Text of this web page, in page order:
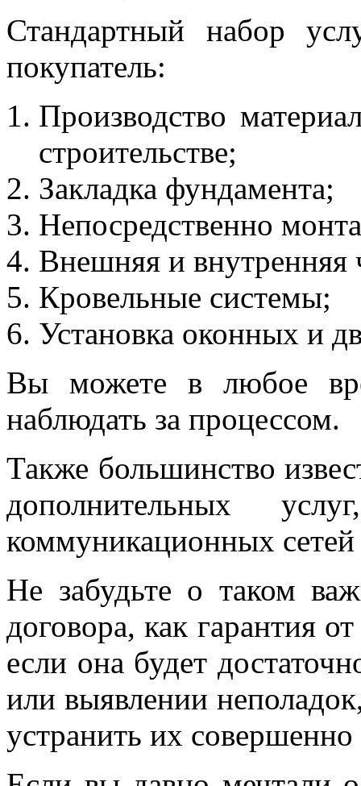
Стандартный набор
покупатель:
Производство
строительстве;
Закладка фундамента;
Непосредственно
Внешняя и внутренняя
Кровельные системы;
Установка оконных и
Вы можете в любое
наблюдать за процессом.
Также большинство
дополнительных
коммуникационных
Не забудьте о таком
договора, как гарантия
если она будет
или выявлении
устранить их совершенно